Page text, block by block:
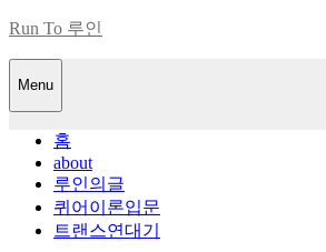
Skip
content
Run To 루인
Menu
홈
about
루인의글
퀴어이론입문
트랜스연대기